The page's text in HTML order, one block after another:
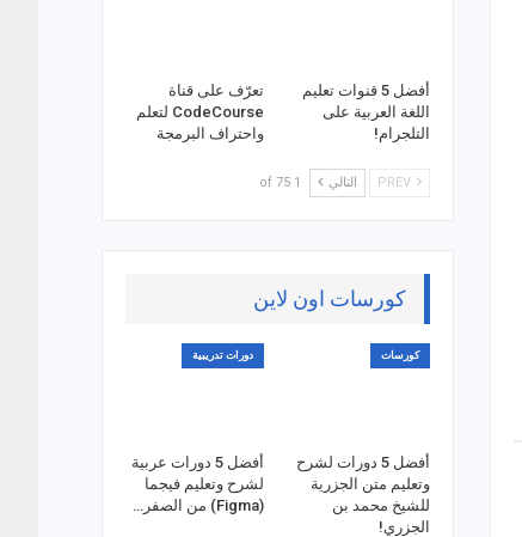
أفضل 5 قنوات تعليم
اللغة العربية على
التلجرام!
تعرّف على قناة
CodeCourse لتعلم
واحتراف البرمجة
التالي 1 of 75
كورسات اون لاين
كورسات
أفضل 5 دورات لشرح
وتعليم متن الجزرية
للشيخ محمد بن
الجزري!
دورات تدريبية
أفضل 5 دورات عربية
لشرح وتعليم فيجما
(Figma) من الصفر…